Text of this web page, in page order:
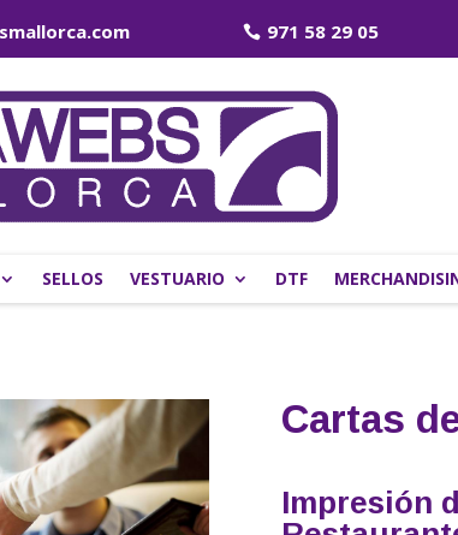
971 58 29 05
SELLOS VESTUARIO DTF
Cartas
Impresión